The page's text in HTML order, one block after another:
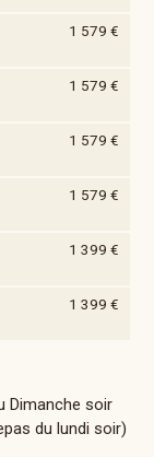
1 579 €
1 579 €
1 579 €
1 579 €
1 399 €
1 399 €
Dimanche soir
du lundi soir)